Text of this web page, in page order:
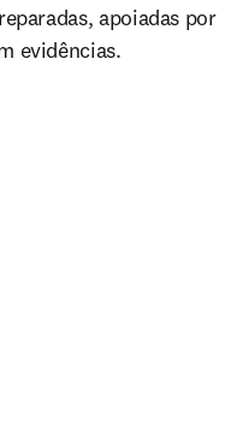
apoiadas por
evidências.